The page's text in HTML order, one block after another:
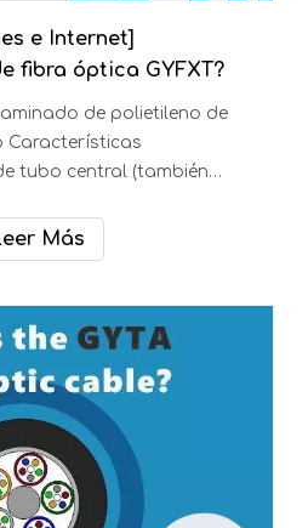
e Internet]
fibra óptica GYXTW?
blindado con laminado
Características
suelto) Lugar de
conductos, conductos
Números de fibra
recomendado: 5 estrellas
Más